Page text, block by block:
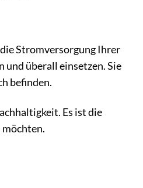
Stromversorgung Ihrer
und überall einsetzen. Sie
befinden.
Es ist die